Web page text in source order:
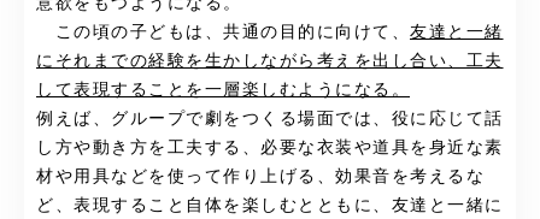
この頃の子どもは、共通の目的に向けて、 友達と一緒
にそれまでの経験を生かしながら考えを出し合い、工夫
して表現することを一層楽しむようになる。
例えば、グループで劇をつくる場面では、役に応じて話
し方や動き方を工夫する、必要な衣装や道具を身近な素
材や用具などを使って作り上げる、効果音を考えるな
ど、表現すること自体を楽しむとともに、友達と一緒に